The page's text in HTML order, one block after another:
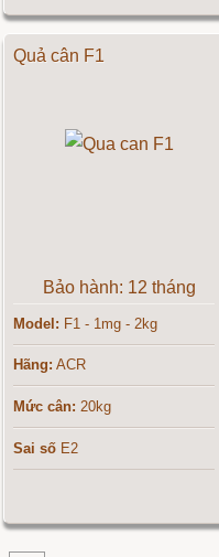
Quả cân F1
Bảo hành: 12 tháng
Model: F1 - 1mg - 2kg
Hãng: ACR
Mức cân: 20kg
Sai số E2